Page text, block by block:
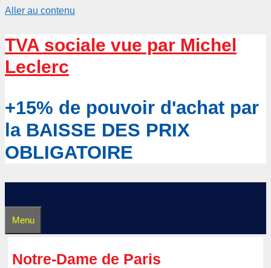
Aller au contenu
TVA sociale vue par Michel
Leclerc
+15% de pouvoir d'achat par
la BAISSE DES PRIX
OBLIGATOIRE
Menu
Notre-Dame de Paris